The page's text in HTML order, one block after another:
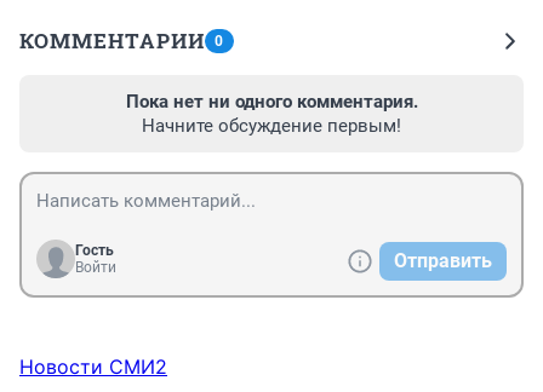
КОММЕНТАРИИ 0
Пока нет ни одного комментария.
Начните обсуждение первым!
Гость
Войти
Отправить
Новости СМИ2